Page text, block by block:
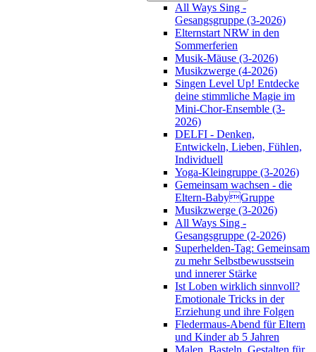
All Ways Sing -
Gesangsgruppe (3-2026)
Elternstart NRW in den
Sommerferien
Musik-Mäuse (3-2026)
Musikzwerge (4-2026)
Singen Level Up! Entdecke
deine stimmliche Magie im
Mini-Chor-Ensemble (3-
2026)
DELFI - Denken,
Entwickeln, Lieben, Fühlen,
Individuell
Yoga-Kleingruppe (3-2026)
Gemeinsam wachsen - die
Eltern-BabyGruppe
Musikzwerge (3-2026)
All Ways Sing -
Gesangsgruppe (2-2026)
Superhelden-Tag: Gemeinsam
zu mehr Selbstbewusstsein
und innerer Stärke
Ist Loben wirklich sinnvoll?
Emotionale Tricks in der
Erziehung und ihre Folgen
Fledermaus-Abend für Eltern
und Kinder ab 5 Jahren
Malen, Basteln, Gestalten für